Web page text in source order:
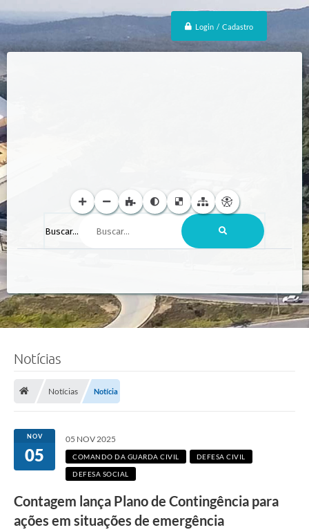
Login / Cadastro
Buscar...
Notícias
Notícias Notícia
NOV
05
05 NOV 2025
COMANDO DA GUARDA CIVIL DEFESA CIVIL
DEFESA SOCIAL
Contagem lança Plano de Contingência para
ações em situações de emergência
r
i
a